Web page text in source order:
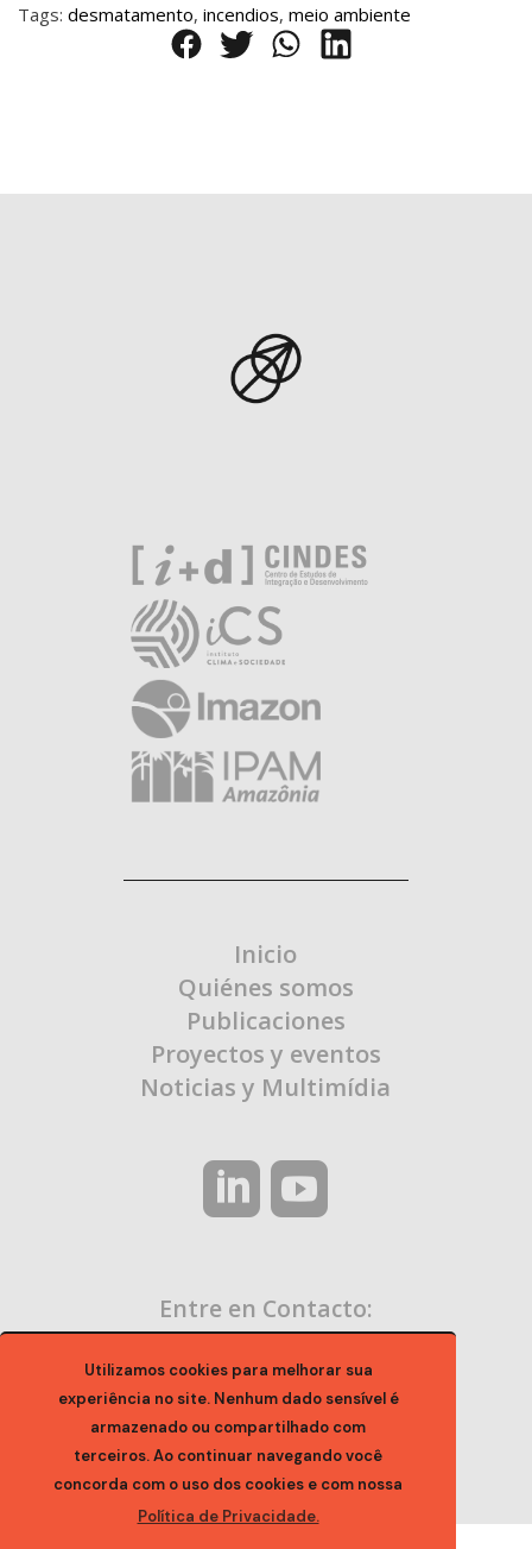
Utilizamos cookies para melhorar sua
experiência no site. Nenhum dado sensível é
armazenado ou compartilhado com
terceiros. Ao continuar navegando você
concorda com o uso dos cookies e com nossa
Política de Privacidade.
Tags: desmatamento, incendios, meio ambiente
Inicio
Quiénes somos
Publicaciones
Proyectos y eventos
Noticias y Multimídia
Entre en Contacto: